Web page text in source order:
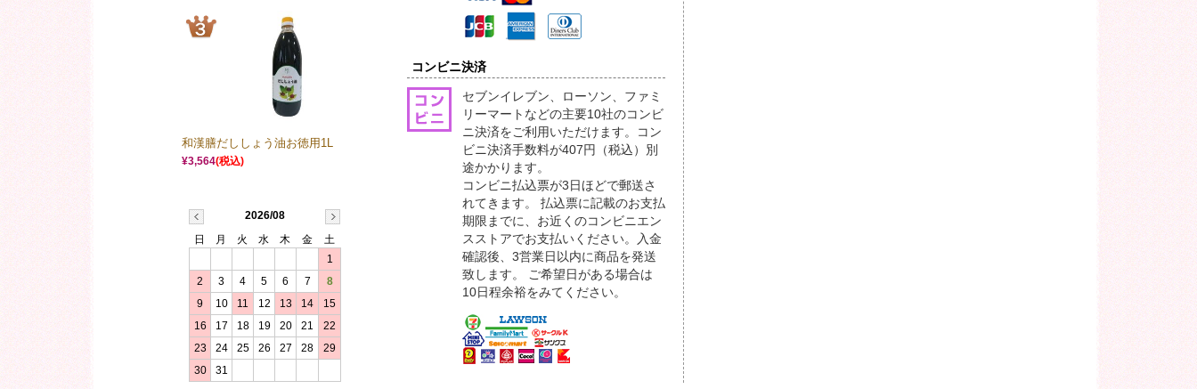
コンビニ決済
セブンイレブン、ローソン、ファミ
リーマートなどの主要10社のコンビ
ニ決済をご利用いただけます。コン
ビニ決済手数料が407円（税込）別
途かかります。
コンビニ払込票が3日ほどで郵送さ
れてきます。 払込票に記載のお支払
期限までに、お近くのコンビニエン
スストアでお支払いください。入金
確認後、3営業日以内に商品を発送
致します。 ご希望日がある場合は
10日程余裕をみてください。
和漢膳だししょう油お徳用1L
¥3,564(税込)
2026/08
日 月 火 水 木 金
土
1
2 3 4 5 6 7 8
9 10 11 12 13 14 15
16 17 18 19 20 21 22
23 24 25 26 27 28 29
30 31